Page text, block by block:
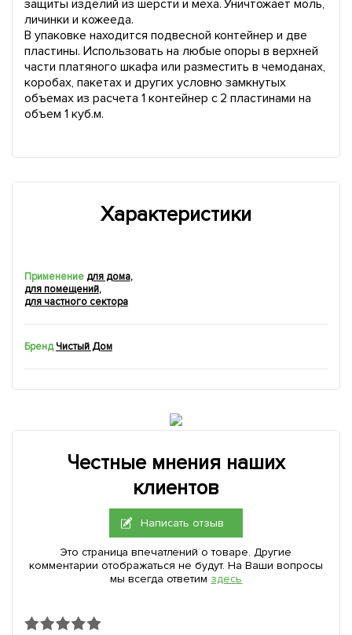
защиты изделий из шерсти и меха. Уничтожает моль,
личинки и кожееда.
В упаковке находится подвесной контейнер и две
пластины. Использовать на любые опоры в верхней
части платяного шкафа или разместить в чемоданах,
коробах, пакетах и других условно замкнутых
объемах из расчета 1 контейнер с 2 пластинами на
объем 1 куб.м.
Характеристики
Применениедля дома,
для помещений,
для частного сектора
БрендЧистый Дом
Честные мнения наших
клиентов
Написать отзыв
Это страница впечатлений о товаре. Другие
комментарии отображаться не будут. На Ваши вопросы
мы всегда ответим здесь